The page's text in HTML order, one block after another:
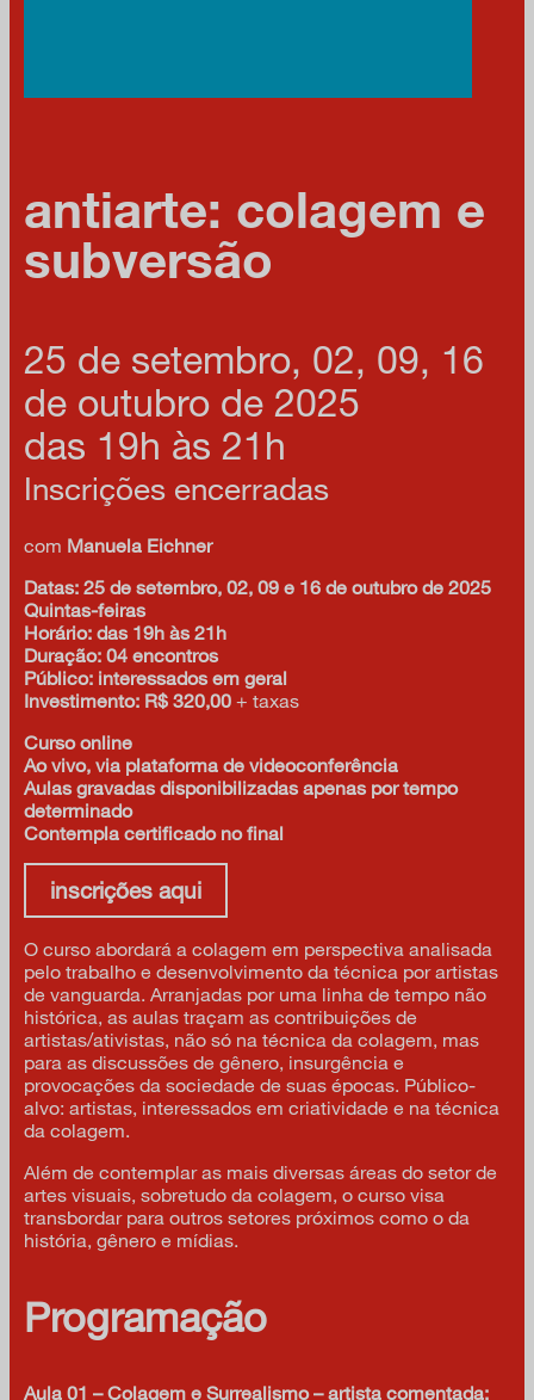
antiarte: colagem e
subversão
25 de setembro, 02, 09, 16
de outubro de 2025
das 19h às 21h
Inscrições encerradas
com Manuela Eichner
Datas: 25 de setembro, 02, 09 e 16 de outubro de 2025
Quintas-feiras
Horário: das 19h às 21h
Duração: 04 encontros
Público: interessados em geral
Investimento: R$ 320,00 + taxas
Curso online
Ao vivo, via plataforma de videoconferência
Aulas gravadas disponibilizadas apenas por tempo
determinado
Contempla certificado no final
inscrições aqui
O curso abordará a colagem em perspectiva analisada
pelo trabalho e desenvolvimento da técnica por artistas
de vanguarda. Arranjadas por uma linha de tempo não
histórica, as aulas traçam as contribuições de
artistas/ativistas, não só na técnica da colagem, mas
para as discussões de gênero, insurgência e
provocações da sociedade de suas épocas. Público-
alvo: artistas, interessados em criatividade e na técnica
da colagem.
Além de contemplar as mais diversas áreas do setor de
artes visuais, sobretudo da colagem, o curso visa
transbordar para outros setores próximos como o da
história, gênero e mídias.
Programação
Aula 01 – Colagem e Surrealismo – artista comentada: